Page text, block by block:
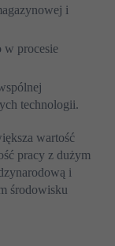
i
w procesie
technologii.
wartość
pracy z dużym
i
środowisku